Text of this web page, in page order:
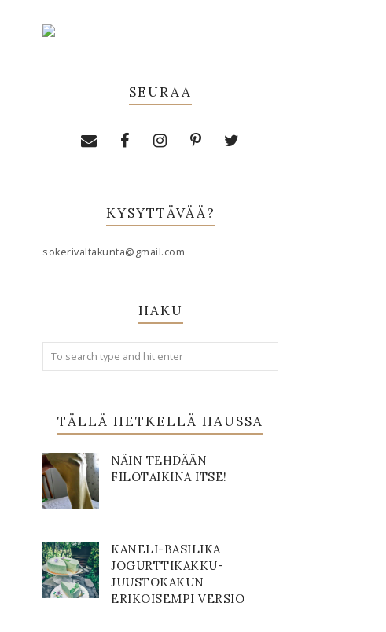
SEURAA
KYSYTTÄVÄÄ?
sokerivaltakunta@gmail.com
HAKU
TÄLLÄ HETKELLÄ HAUSSA
NÄIN TEHDÄÄN
FILOTAIKINA ITSE!
KANELI-BASILIKA
JOGURTTIKAKKU-
JUUSTOKAKUN
ERIKOISEMPI VERSIO